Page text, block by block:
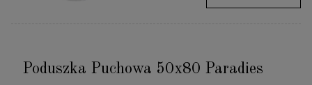
Poduszka Puchowa 50x80 Paradies